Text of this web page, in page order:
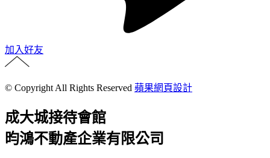
加入好友
© Copyright All Rights Reserved 蘋果網頁設計
成大城接待會館
昀鴻不動產企業有限公司